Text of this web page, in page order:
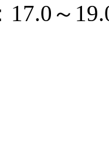
17.0～